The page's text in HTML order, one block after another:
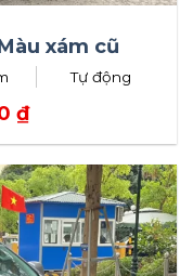
xám cũ
Tự động
₫